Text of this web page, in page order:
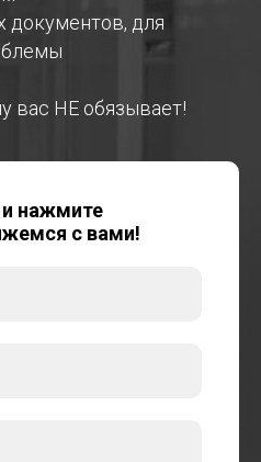
документов, для
вас НЕ обязывает!
нажмите
с вами!